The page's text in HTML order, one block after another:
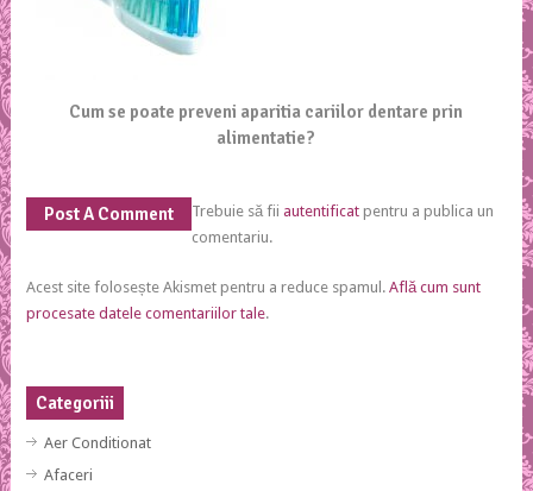
Cum se poate preveni aparitia cariilor dentare prin
alimentatie?
Post A Comment Trebuie să fii autentificatpentru a publica un
comentariu.
Acest site folosește Akismet pentru a reduce spamul. Află cum sunt
procesate datele comentariilor tale.
Categoriii
Aer Conditionat
Afaceri